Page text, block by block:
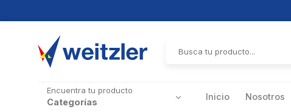
por:
Encuentra tu producto
Categorías Inicio Nosotros